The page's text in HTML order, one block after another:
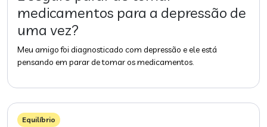
medicamentos para a depressão de
uma vez?
Meu amigo foi diagnosticado com depressão e ele está
pensando em parar de tomar os medicamentos.
Equilíbrio